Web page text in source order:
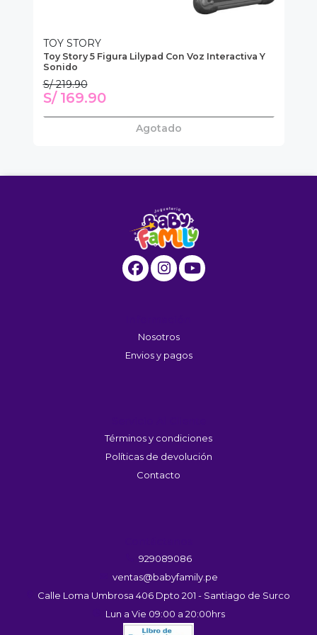
TOY STORY
Toy Story 5 Figura Lilypad Con Voz Interactiva Y
Sonido
S/ 219.90
S/ 169.90
Agotado
Nosotros
Envios y pagos
Términos y condiciones
Políticas de devolución
Contacto
929089086
ventas@babyfamily.pe
Calle Loma Umbrosa 406 Dpto 201 - Santiago de Surco
Lun a Vie 09:00 a 20:00hrs